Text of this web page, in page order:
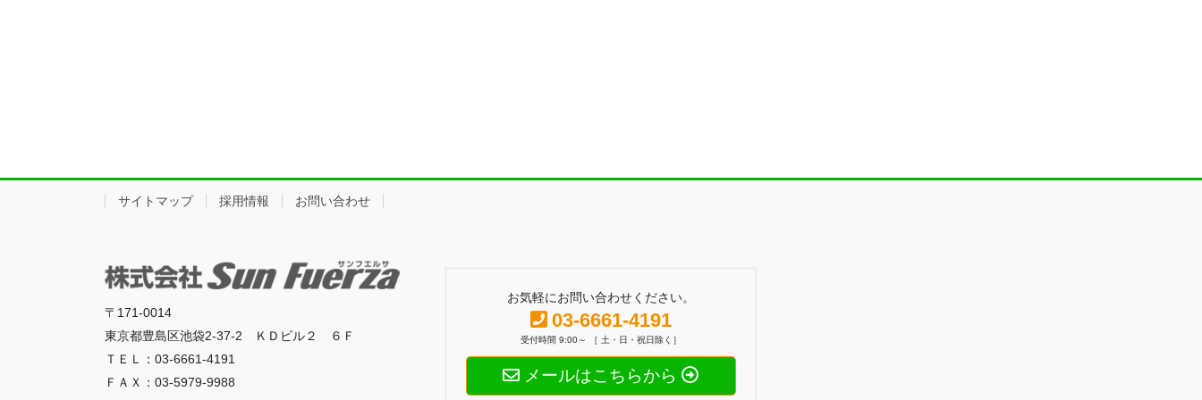
サイトマップ 採用情報 お問い合わせ
〒171-0014
東京都豊島区池袋2-37-2 ＫＤビル２ ６Ｆ
ＴＥＬ：03-6661-4191
ＦＡＸ：03-5979-9988
お気軽にお問い合わせください。
03-6661-4191
受付時間 9:00～ ［ 土・日・祝日除く］
メールはこちらから